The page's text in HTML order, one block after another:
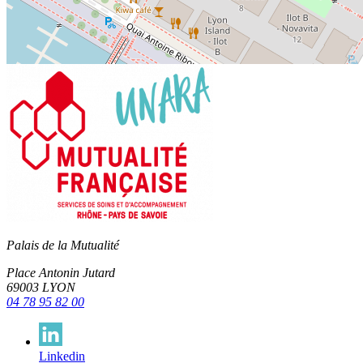
Palais de la Mutualité
Place Antonin Jutard
69003 LYON
04 78 95 82 00
Linkedin